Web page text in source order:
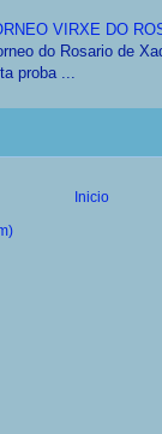
VIRXE DO
do Rosario de
proba ...
Inicio